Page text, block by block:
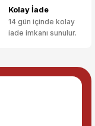
Kolay İade
14 gün içinde kolay
iade imkanı sunulur.